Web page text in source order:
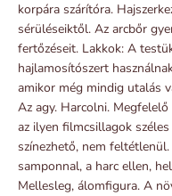
korpára szárítóra.
sérüléseiktől. Az arcbőr
fertőzéseit. Lakkok: A
hajlamosítószert
amikor még mindig utalás
Az agy. Harcolni.
az ilyen filmcsillagok
színezhető, nem
samponnal, a harc ellen,
Mellesleg, álomfigura. A